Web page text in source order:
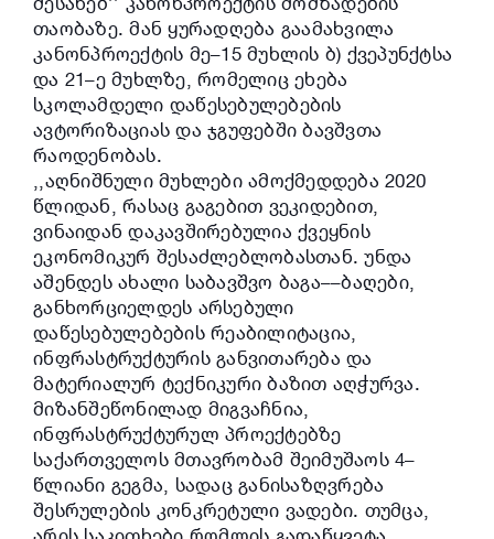
თაობაზე. მან ყურადღება გაამახვილა
კანონპროექტის მე–15 მუხლის ბ) ქვეპუნქტსა
და 21–ე მუხლზე, რომელიც ეხება
სკოლამდელი დაწესებულებების
ავტორიზაციას და ჯგუფებში ბავშვთა
რაოდენობას.
,,აღნიშნული მუხლები ამოქმედდება 2020
წლიდან, რასაც გაგებით ვეკიდებით,
ვინაიდან დაკავშირებულია ქვეყნის
ეკონომიკურ შესაძლებლობასთან. უნდა
აშენდეს ახალი საბავშვო ბაგა––ბაღები,
განხორციელდეს არსებული
დაწესებულებების რეაბილიტაცია,
ინფრასტრუქტურის განვითარება და
მატერიალურ ტექნიკური ბაზით აღჭურვა.
მიზანშეწონილად მიგვაჩნია,
ინფრასტრუქტურულ პროექტებზე
საქართველოს მთავრობამ შეიმუშაოს 4–
წლიანი გეგმა, სადაც განისაზღვრება
შესრულების კონკრეტული ვადები. თუმცა,